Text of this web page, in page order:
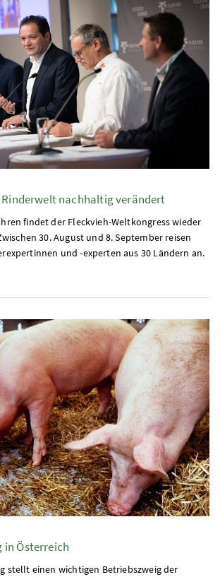
Rinderwelt nachhaltig verändert
findet der Fleckvieh-Weltkongress wieder
30. August und 8. September reisen
und -experten aus 30 Ländern an.
in Österreich
stellt einen wichtigen Betriebszweig der